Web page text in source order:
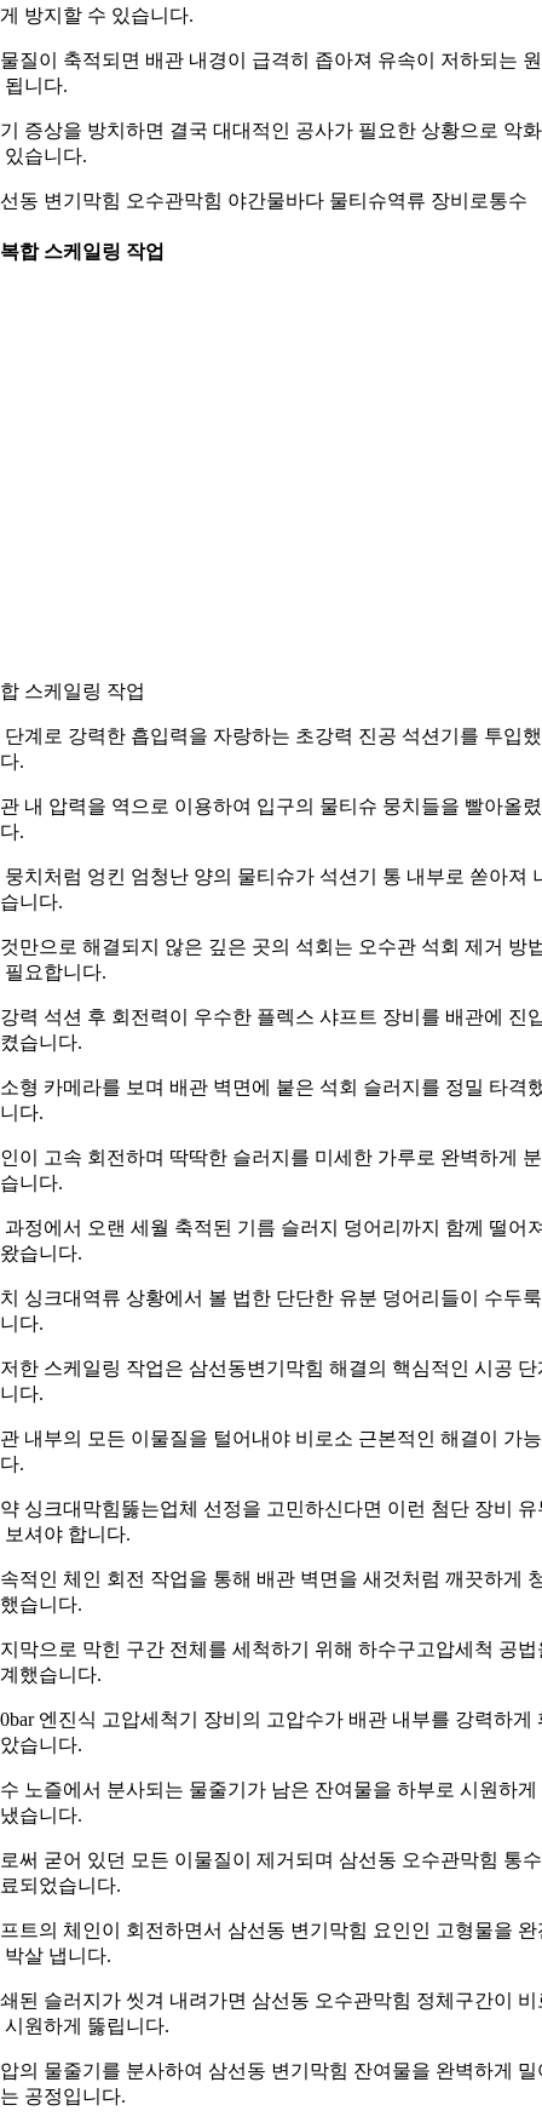
방지할 수 있습니다.
질이 축적되면 배관 내경이 급격히 좁아져 유속이 저하되는
됩니다.
증상을 방치하면 결국 대대적인 공사가 필요한 상황으로 악
있습니다.
동 변기막힘 오수관막힘 야간물바다 물티슈역류 장비로통수
합 스케일링 작업
스케일링 작업
단계로 강력한 흡입력을 자랑하는 초강력 진공 석션기를 투입
.
내 압력을 역으로 이용하여 입구의 물티슈 뭉치들을 빨아올
.
뭉치처럼 엉킨 엄청난 양의 물티슈가 석션기 통 내부로 쏟아져
니다.
만으로 해결되지 않은 깊은 곳의 석회는 오수관 석회 제거 방
필요합니다.
력 석션 후 회전력이 우수한 플렉스 샤프트 장비를 배관에 진
습니다.
형 카메라를 보며 배관 벽면에 붙은 석회 슬러지를 정밀 타격
다.
이 고속 회전하며 딱딱한 슬러지를 미세한 가루로 완벽하게
니다.
과정에서 오랜 세월 축적된 기름 슬러지 덩어리까지 함께 떨어
습니다.
싱크대역류 상황에서 볼 법한 단단한 유분 덩어리들이 수두
다.
한 스케일링 작업은 삼선동변기막힘 해결의 핵심적인 시공 단
다.
내부의 모든 이물질을 털어내야 비로소 근본적인 해결이 가
.
싱크대막힘뚫는업체 선정을 고민하신다면 이런 첨단 장비 유
보셔야 합니다.
적인 체인 회전 작업을 통해 배관 벽면을 새것처럼 깨끗하게
습니다.
막으로 막힌 구간 전체를 세척하기 위해 하수구고압세척 공법
했습니다.
엔진식 고압세척기 장비의 고압수가 배관 내부를 강력하게
습니다.
노즐에서 분사되는 물줄기가 남은 잔여물을 하부로 시원하게
습니다.
써 굳어 있던 모든 이물질이 제거되며 삼선동 오수관막힘 통
되었습니다.
트의 체인이 회전하면서 삼선동 변기막힘 요인인 고형물을 완
박살 냅니다.
된 슬러지가 씻겨 내려가면 삼선동 오수관막힘 정체구간이 비
시원하게 뚫립니다.
의 물줄기를 분사하여 삼선동 변기막힘 잔여물을 완벽하게 밀
공정입니다.